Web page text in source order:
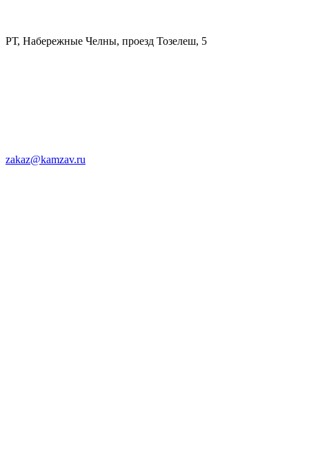
РТ, Набережные Челны, проезд Тозелеш, 5
zakaz@kamzav.ru